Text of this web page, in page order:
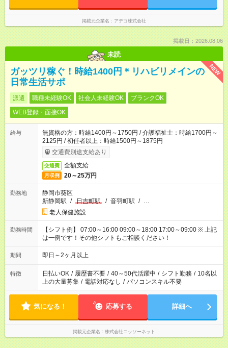
掲載元企業名 アデコ株式会社
掲載日：2026.08.06
未読
NEW
ガッツリ稼ぐ！時給1400円＊リハビリメインの
日常生活サポ
派遣 職種未経験OK 社会人未経験OK
ブランクOK
WEB登録・面接OK
給与
無資格の方：時給1400円～1750円 / 介護福祉士：時給1700円～
2125円 / 初任者以上：時給1500円～1875円
交通費別途支給あり
交通費 全額支給
月収例 20～25万円
勤務地
静岡市葵区
新静岡駅 / 日吉町駅 / 音羽町駅 / …
老人保健施設
勤務時間
【シフト例】 07:00～16:00 09:00～18:00 17:00～09:00 ※ 上記
は一例です！その他シフトもご相談ください！
期間 即日～2ヶ月以上
特徴 日払いOK / 履歴書不要 / 40～50代活躍中 / シフト勤務 / 10名以
上の大量募集 / 電話対応なし / パソコンスキル不要
気になる！ 応募する 詳細へ
掲載元企業名 株式会社ニッソーネット